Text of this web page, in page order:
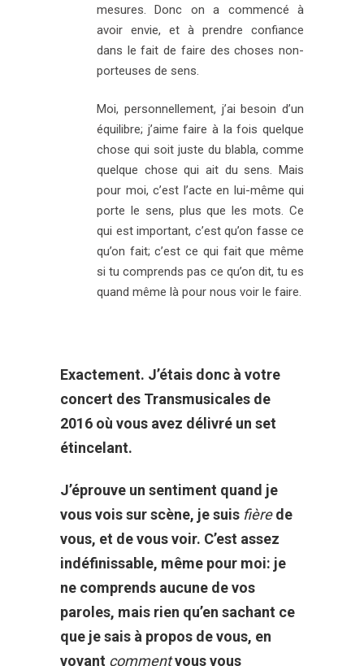
mesures. Donc on a commencé à
avoir envie, et à prendre confiance
dans le fait de faire des choses non-
porteuses de sens.
Moi, personnellement, j’ai besoin d’un
équilibre; j’aime faire à la fois quelque
chose qui soit juste du blabla, comme
quelque chose qui ait du sens. Mais
pour moi, c’est l’acte en lui-même qui
porte le sens, plus que les mots. Ce
qui est important, c’est qu’on fasse ce
qu’on fait; c’est ce qui fait que même
si tu comprends pas ce qu’on dit, tu es
quand même là pour nous voir le faire.
Exactement. J’étais donc à votre
concert des Transmusicales de
2016 où vous avez délivré un set
étincelant.
J’éprouve un sentiment quand je
vous vois sur scène, je suis fièrede
vous, et de vous voir. C’est assez
indéfinissable, même pour moi: je
ne comprends aucune de vos
paroles, mais rien qu’en sachant ce
que je sais à propos de vous, en
voyant commentvous vous